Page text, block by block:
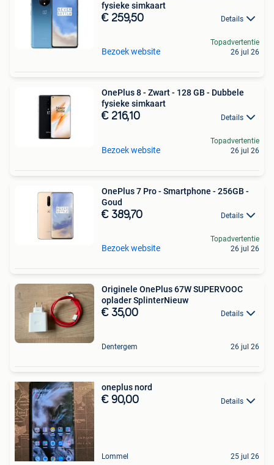
fysieke simkaart
€ 259,50 Details
Bezoek website
Topadvertentie
26 jul 26
OnePlus 8 - Zwart - 128 GB - Dubbele
fysieke simkaart
€ 216,10 Details
Bezoek website
Topadvertentie
26 jul 26
OnePlus 7 Pro - Smartphone - 256GB -
Goud
€ 389,70 Details
Bezoek website
Topadvertentie
26 jul 26
Originele OnePlus 67W SUPERVOOC
oplader SplinterNieuw
€ 35,00 Details
Dentergem 26 jul 26
oneplus nord
€ 90,00 Details
Lommel 25 jul 26